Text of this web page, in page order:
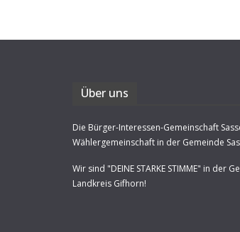
Über uns
Die Bürger-Interessen-Gemeinschaft
Wählergemeinschaft in der Gemeinde
Wir sind "DEINE STARKE STIMME" in der
Landkreis Gifhorn!